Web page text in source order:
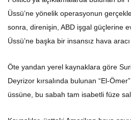
Üssü’ne yönelik operasyonun
sonra, direnişin, ABD işgal güçlerine
Üssü’ne başka bir insansız hava aracı
Öte yandan yerel kaynaklara göre
Deyrizor kırsalında bulunan “El-
üssüne, bu sabah tam isabetli füze
Kaynaklar, üstteki Amerikan hava